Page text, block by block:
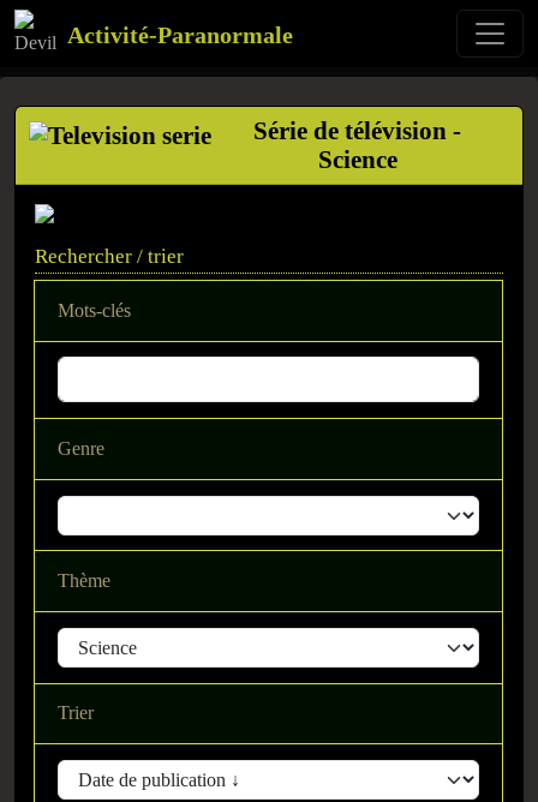
Activité-Paranormale
Série de télévision -
Science
Rechercher / trier
Mots-clés
Genre
Thème
Trier